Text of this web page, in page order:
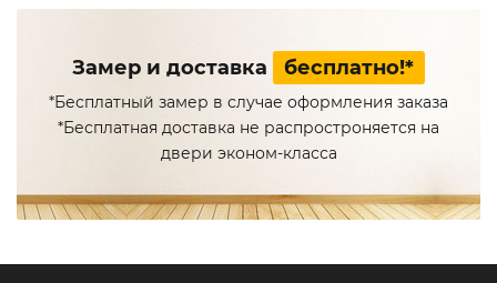
Замер и доставка бесплатно!*
*Бесплатный замер в случае оформления заказа
*Бесплатная доставка не распростроняется на
двери эконом-класса